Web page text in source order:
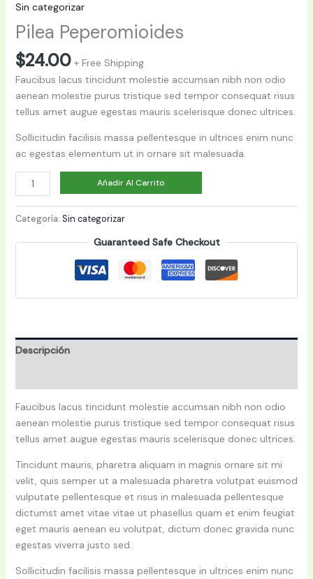
Sin categorizar
Pilea Peperomioides
$24.00 + Free Shipping
Faucibus lacus tincidunt molestie accumsan nibh non odio
aenean molestie purus tristique sed tempor consequat risus
tellus amet augue egestas mauris scelerisque donec ultrices.
Sollicitudin facilisis massa pellentesque in ultrices enim nunc
ac egestas elementum ut in ornare sit malesuada.
Pilea
Peperomioides
cantidad
Añadir Al Carrito
Categoría: Sin categorizar
Guaranteed Safe Checkout
Descripción
Faucibus lacus tincidunt molestie accumsan nibh non odio
aenean molestie purus tristique sed tempor consequat risus
tellus amet augue egestas mauris scelerisque donec ultrices.
Tincidunt mauris, pharetra aliquam in magnis ornare sit mi
velit, quis semper ut a malesuada pharetra volutpat euismod
vulputate pellentesque et risus in malesuada pellentesque
dictumst amet vitae vitae ut phasellus quam et enim feugiat
eget mauris aenean eu volutpat, dictum donec gravida nunc
egestas viverra justo sed.
Sollicitudin facilisis massa pellentesque in ultrices enim nunc